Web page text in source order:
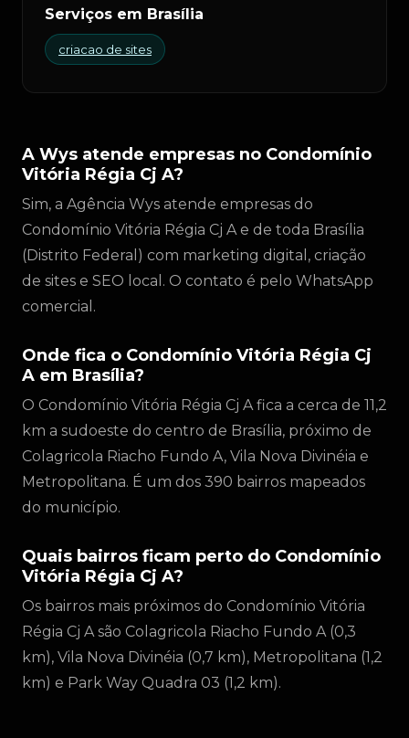
Serviços em Brasília
criacao de sites
A Wys atende empresas no Condomínio
Vitória Régia Cj A?
Sim, a Agência Wys atende empresas do
Condomínio Vitória Régia Cj A e de toda Brasília
(Distrito Federal) com marketing digital, criação
de sites e SEO local. O contato é pelo WhatsApp
comercial.
Onde fica o Condomínio Vitória Régia Cj
A em Brasília?
O Condomínio Vitória Régia Cj A fica a cerca de 11,2
km a sudoeste do centro de Brasília, próximo de
Colagricola Riacho Fundo A, Vila Nova Divinéia e
Metropolitana. É um dos 390 bairros mapeados
do município.
Quais bairros ficam perto do Condomínio
Vitória Régia Cj A?
Os bairros mais próximos do Condomínio Vitória
Régia Cj A são Colagricola Riacho Fundo A (0,3
km), Vila Nova Divinéia (0,7 km), Metropolitana (1,2
km) e Park Way Quadra 03 (1,2 km).